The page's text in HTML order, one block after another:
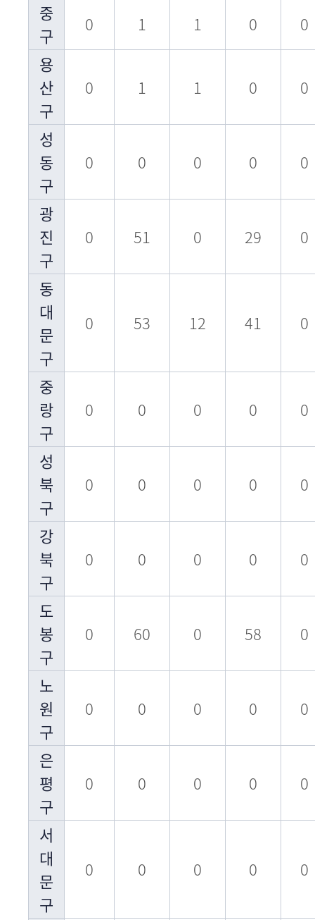
중
구
0 1 1 0
0
용
산
구
0 1 1 0 0
성
동
구
0 0 0 0 0
광
진
구
0 51 0 29 0
동
대
문
구
0 53 12 41 0
중
랑
구
0 0 0 0 0
성
북
구
0 0 0 0 0
강
북
구
0 0 0 0 0
도
봉
구
0 60 0 58 0
노
원
구
0 0 0 0 0
은
평
구
0 0 0 0 0
서
대
문
구
0 0 0 0 0